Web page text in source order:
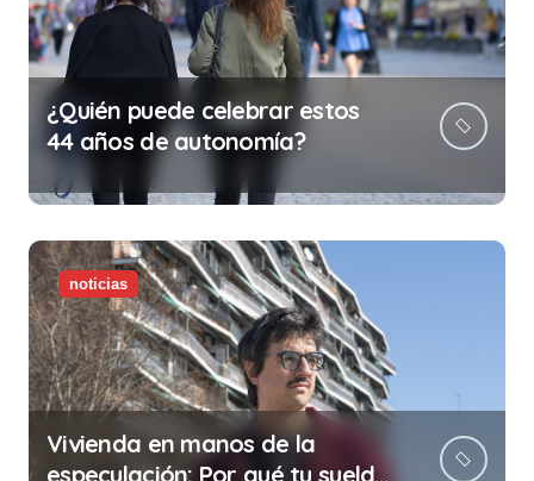
¿Quién puede celebrar estos
44 años de autonomía?
noticias
Vivienda en manos de la
especulación: Por qué tu sueldo